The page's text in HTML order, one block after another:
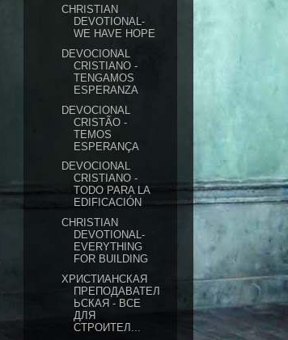
CHRISTIAN
DEVOTIONAL-
WE HAVE HOPE
DEVOCIONAL
CRISTIANO -
TENGAMOS
ESPERANZA
DEVOCIONAL
CRISTÃO -
TEMOS
ESPERANÇA
DEVOCIONAL
CRISTIANO -
TODO PARA LA
EDIFICACIÓN
CHRISTIAN
DEVOTIONAL-
EVERYTHING
FOR BUILDING
ХРИСТИАНСКАЯ
ПРЕПОДАВАТЕЛ
ЬСКАЯ - ВСЕ
ДЛЯ
СТРОИТЕЛ...